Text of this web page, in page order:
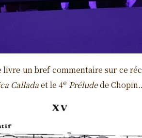
livre un bref commentaire sur ce
Calladaet le 4e Préludede